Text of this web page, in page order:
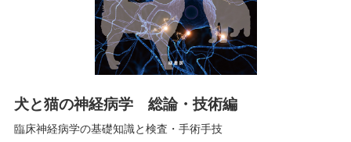
犬と猫の神経病学 総論・技術編
臨床神経病学の基礎知識と検査・手術手技